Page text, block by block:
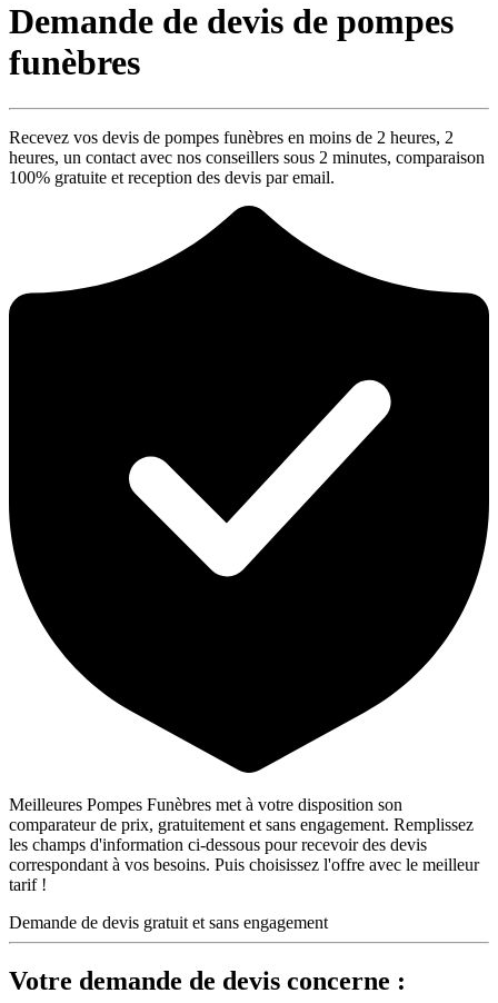
Demande de devis de pompes
funèbres
Recevez vos devis de pompes funèbres en moins de 2 heures, 2
heures, un contact avec nos conseillers sous 2 minutes, comparaison
100% gratuite et reception des devis par email.
Meilleures Pompes Funèbres met à votre disposition son
comparateur de prix, gratuitement et sans engagement. Remplissez
les champs d'information ci-dessous pour recevoir des devis
correspondant à vos besoins. Puis choisissez l'offre avec le meilleur
tarif !
Demande de devis gratuit et sans engagement
Votre demande de devis concerne :